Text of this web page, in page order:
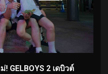
GELBOYS 2 เดบิวต์